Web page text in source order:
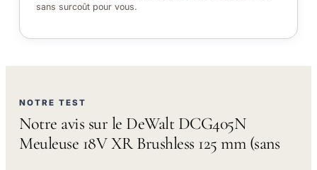
sans surcoût pour vous.
NOTRE TEST
Notre avis sur le DeWalt DCG405N
Meuleuse 18V XR Brushless 125 mm (sans